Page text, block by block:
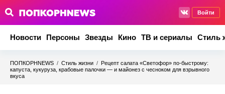
Войти
Новости Персоны Звезды Кино ТВ и сериалы Стиль
ПОПКОРНNEWS / Стиль жизни / Рецепт салата «Светофор» по-быстрому:
капуста, кукуруза, крабовые палочки — и майонез с чесноком для взрывного
вкуса